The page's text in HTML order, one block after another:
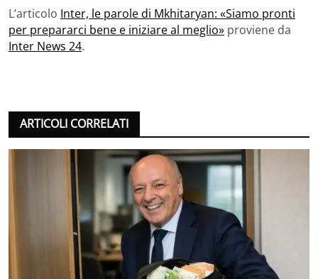
L’articolo Inter, le parole di Mkhitaryan: «Siamo pronti
per prepararci bene e iniziare al meglio» proviene da
Inter News 24.
ARTICOLI CORRELATI